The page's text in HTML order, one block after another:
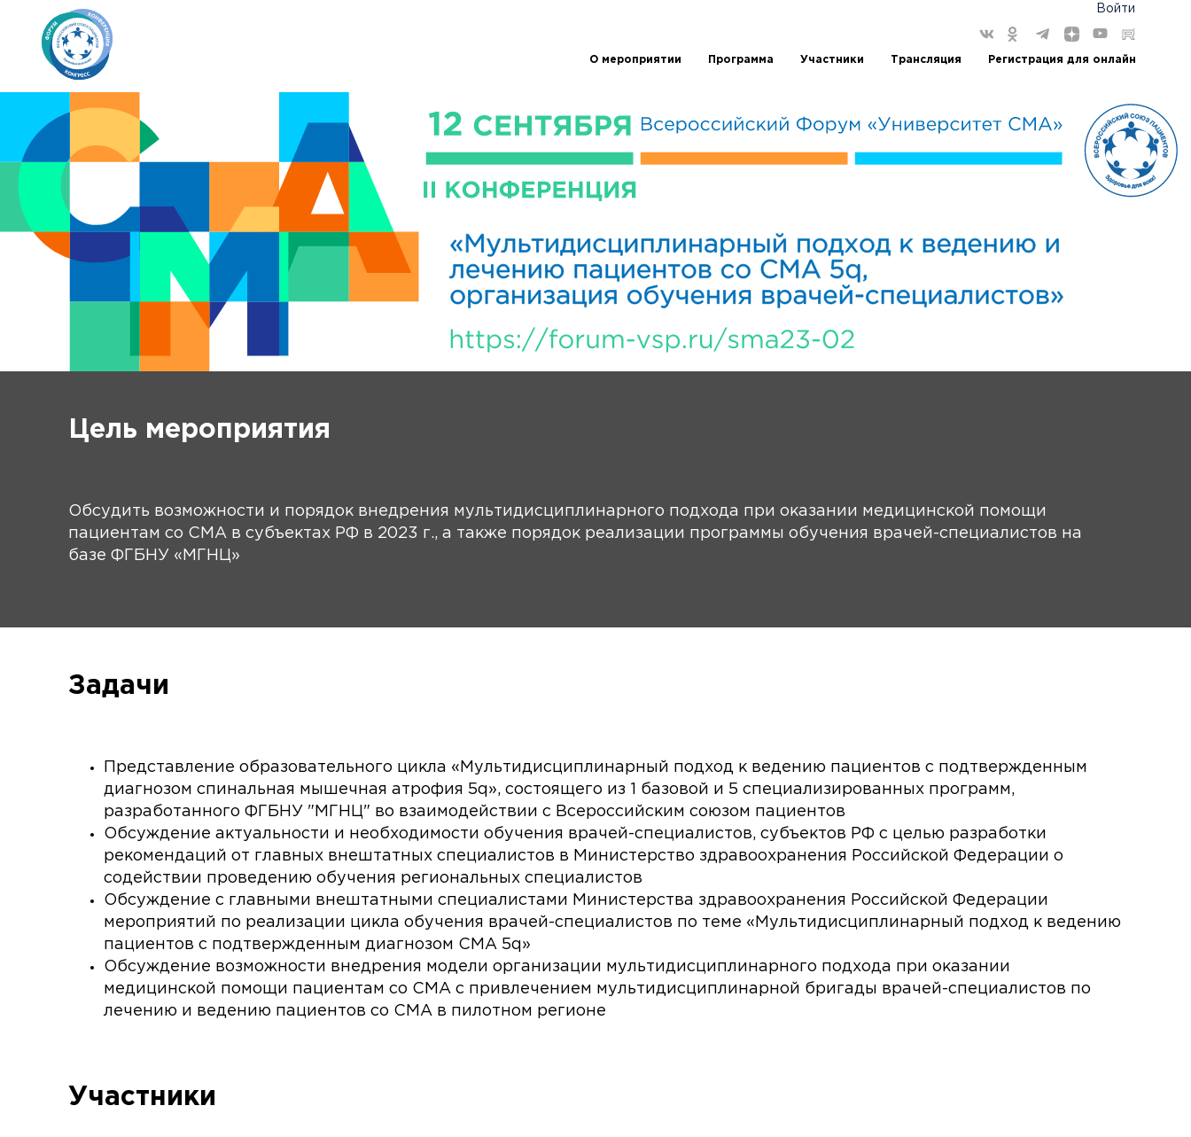
Войти
О мероприятии Программа Участники Трансляция Регистрация для онлайн
Цель мероприятия
Обсудить возможности и порядок внедрения мультидисциплинарного подхода при оказании медицинской помощи
пациентам со СМА в субъектах РФ в 2023 г., а также порядок реализации программы обучения врачей-специалистов на
базе ФГБНУ «МГНЦ»
Задачи
Представление образовательного цикла «Мультидисциплинарный подход к ведению пациентов с подтвержденным
диагнозом спинальная мышечная атрофия 5q», состоящего из 1 базовой и 5 специализированных программ,
разработанного ФГБНУ "МГНЦ" во взаимодействии с Всероссийским союзом пациентов
Обсуждение актуальности и необходимости обучения врачей-специалистов, субъектов РФ с целью разработки
рекомендаций от главных внештатных специалистов в Министерство здравоохранения Российской Федерации о
содействии проведению обучения региональных специалистов
Обсуждение с главными внештатными специалистами Министерства здравоохранения Российской Федерации
мероприятий по реализации цикла обучения врачей-специалистов по теме «Мультидисциплинарный подход к ведению
пациентов с подтвержденным диагнозом СМА 5q»
Обсуждение возможности внедрения модели организации мультидисциплинарного подхода при оказании
медицинской помощи пациентам со СМА с привлечением мультидисциплинарной бригады врачей-специалистов по
лечению и ведению пациентов со СМА в пилотном регионе
Участники